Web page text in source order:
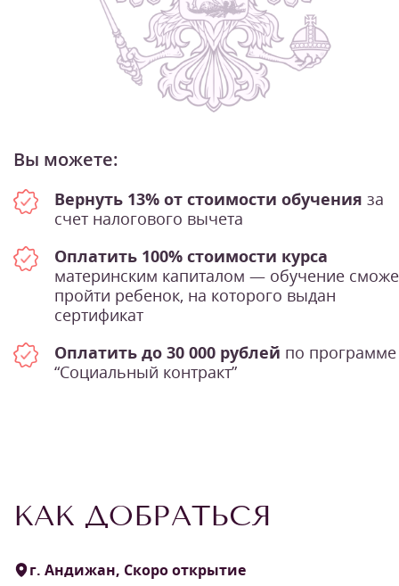
Вы можете:
Вернуть 13% от стоимости обучения за
счет налогового вычета
Оплатить 100% стоимости курса
материнским капиталом — обучение
пройти ребенок, на которого выдан
сертификат
Оплатить до 30 000 рублей по программе
“Социальный контракт”
КАК ДОБРАТЬСЯ
г. Андижан, Скоро открытие